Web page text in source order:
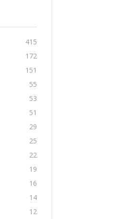
415
172
151
55
53
51
29
25
22
19
16
14
12